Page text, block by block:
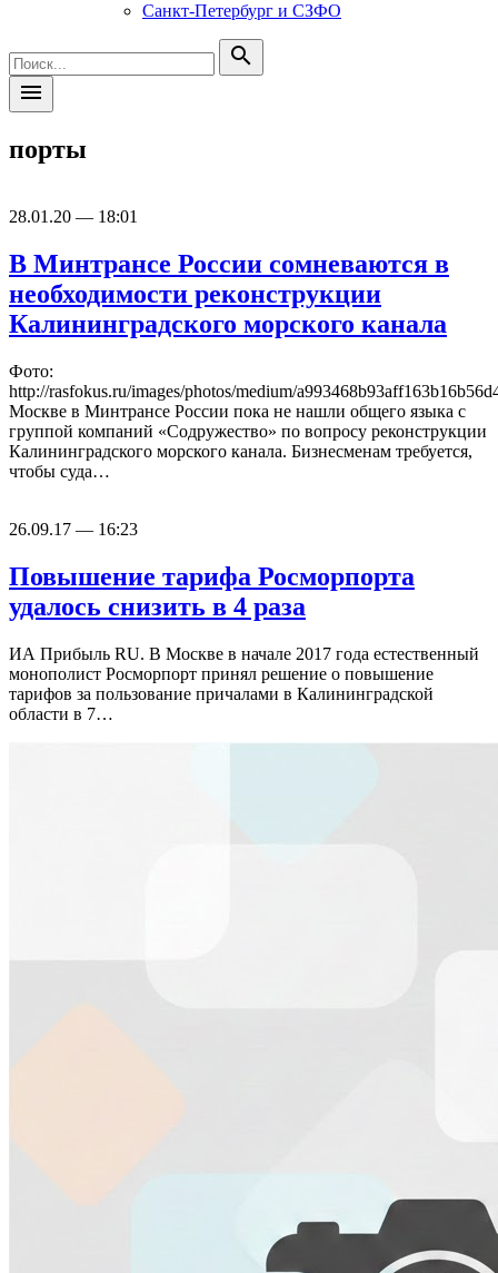
Санкт-Петербург и СЗФО
search
menu
порты
28.01.20 — 18:01
В Минтрансе России сомневаются в
необходимости реконструкции
Калининградского морского канала
Фото:
http://rasfokus.ru/images/photos/medium/
Москве в Минтрансе России пока не нашли общего языка с
группой компаний «Содружество» по вопросу реконструкции
Калининградского морского канала. Бизнесменам требуется,
чтобы суда…
26.09.17 — 16:23
Повышение тарифа Росморпорта
удалось снизить в 4 раза
ИА Прибыль RU. В Москве в начале 2017 года естественный
монополист Росморпорт принял решение о повышение
тарифов за пользование причалами в Калининградской
области в 7…